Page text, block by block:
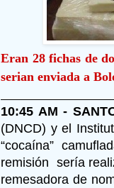
Eran 28 fichas de
serian enviada a
10:45 AM -
(DNCD) y el
“cocaína”
remisión sería
remesadora de